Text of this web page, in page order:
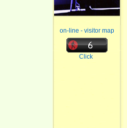
on-line - visitor map
Click